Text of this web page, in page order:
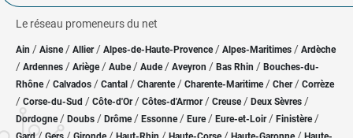
Le réseau promeneurs du net
Ain / Aisne/ Allier/ Alpes-de-Haute-Provence / Alpes-Maritimes / Ardèche
/ Ardennes / Ariège/ Aube/ Aude / Aveyron / Bas Rhin / Bouches-du-
Rhône/ Calvados / Cantal / Charente / Charente-Maritime/ Cher / Corrèze
/ Corse-du-Sud / Côte-d'Or / Côtes-d'Armor/ Creuse/ Deux Sèvres /
Dordogne/ Doubs / Drôme/ Essonne / Eure/ Eure-et-Loir / Finistère/